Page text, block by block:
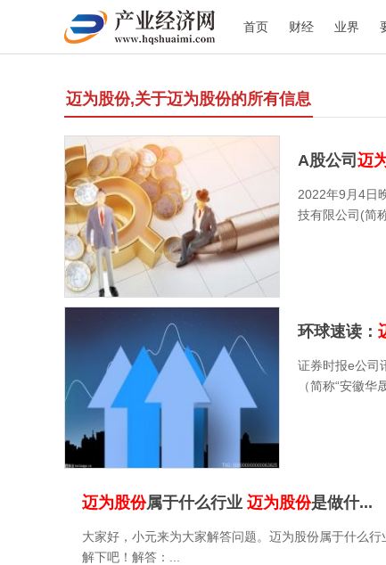
首页 财经 业界
迈为股份,关于迈为股份的所有信息
A股公司 迈
2022年9月4日
技有限公司(简
环球速读：
证券时报e公司
（简称“安徽华
迈为股份属于什么行业 迈为股份是做什...
大家好，小元来为大家解答问题。迈为股份属于什么
解下吧！解答：...